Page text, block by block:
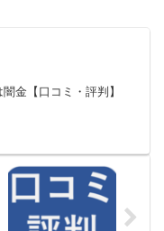
金【口コミ・評判】